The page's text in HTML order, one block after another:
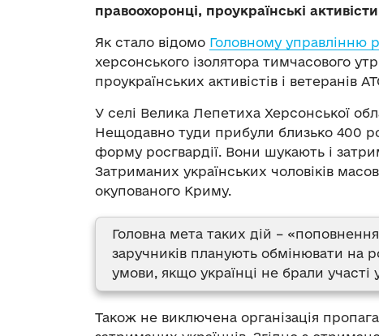
правоохоронці, проукраїнські
Як стало відомо Головному управлінню
херсонського ізолятора тимчасового
проукраїнських активістів і ветеранів
У селі Велика Лепетиха Херсонської
Нещодавно туди прибули близько 400
форму росгвардії. Вони шукають і
Затриманих українських чоловіків
окупованого Криму.
Головна мета таких дій –
заручників планують обмінювати на
умови, якщо українці не брали участі
Також не виключена організація